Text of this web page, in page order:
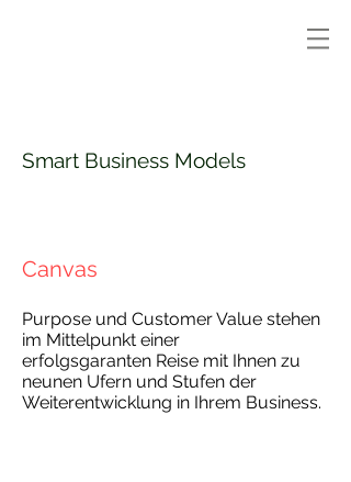
Smart Business Models
Canvas
Purpose und Customer Value stehen
im Mittelpunkt einer
erfolgsgaranten Reise mit Ihnen zu
neunen Ufern und Stufen der
Weiterentwicklung in Ihrem Business.